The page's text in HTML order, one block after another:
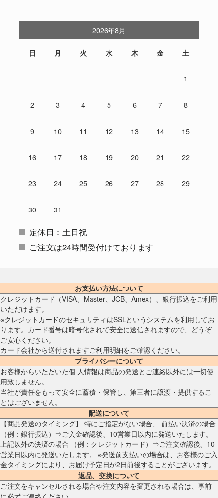
2026年8月
日 月 火 水 木 金 土
1
2 3 4 5 6 7 8
9 10 11 12 13 14 15
16 17 18 19 20 21 22
23 24 25 26 27 28 29
30 31
定休日：土日祝
ご注文は24時間受付けております
お支払い方法について
クレジットカード（VISA、Master、JCB、Amex）、銀行振込をご利用
いただけます。
※クレジットカードのセキュリティはSSLというシステムを利用してお
ります。カード番号は暗号化されて安全に送信されますので、どうぞ
ご安心ください。
カード会社から送付されますご利用明細をご確認ください。
プライバシーについて
お客様からいただいた個 人情報は商品の発送とご連絡以外には一切使
用致しません。
当社が責任をもって安全に蓄積・保管し、第三者に譲渡・提供するこ
とはございません。
配送について
【商品発送のタイミング】 特にご指定がない場合、 前払い決済の場合
（例：銀行振込）⇒ご入金確認後、10営業日以内に発送いたします。
上記以外の決済の場合 （例：クレジットカード）⇒ご注文確認後、10
営業日以内に発送いたします。 ※発送前支払いの場合は、お客様のご入
金タイミングにより、お届け予定日が2日前後することがございます。
返品、交換について
ご注文をキャンセルされる場合や注文内容を変更される場合は、事前
に必ずご連絡ください。